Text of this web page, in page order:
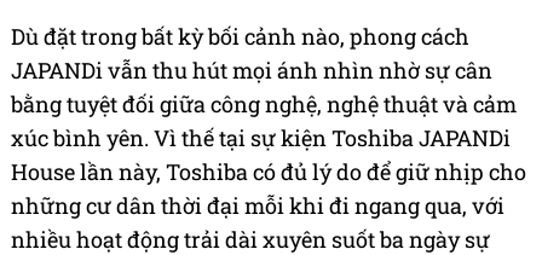
Dù đặt trong bất kỳ bối cảnh nào, phong cách
JAPANDi vẫn thu hút mọi ánh nhìn nhờ sự cân
bằng tuyệt đối giữa công nghệ, nghệ thuật và cảm
xúc bình yên. Vì thế tại sự kiện Toshiba JAPANDi
House lần này, Toshiba có đủ lý do để giữ nhịp cho
những cư dân thời đại mỗi khi đi ngang qua, với
nhiều hoạt động trải dài xuyên suốt ba ngày sự